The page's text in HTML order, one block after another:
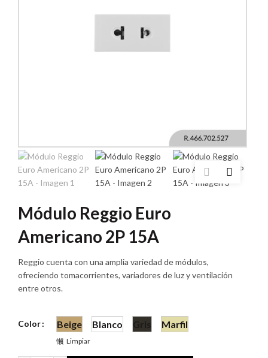
Módulo Reggio Euro
Americano 2P 15A
Reggio cuenta con una amplia variedad de módulos,
ofreciendo tomacorrientes, variadores de luz y ventilación
entre otros.
Color Beige Blanco Gris Marfil
Limpiar